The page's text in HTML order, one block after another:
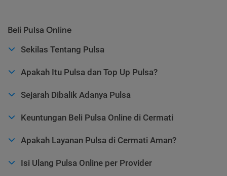
Beli Pulsa Online
Sekilas Tentang Pulsa
Apakah Itu Pulsa dan Top Up Pulsa?
Sejarah Dibalik Adanya Pulsa
Keuntungan Beli Pulsa Online di Cermati
Apakah Layanan Pulsa di Cermati Aman?
Isi Ulang Pulsa Online per Provider